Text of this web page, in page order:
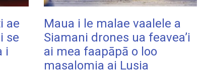
ae
se
i
Maua i le malae vaalele a
Siamani drones ua feavea’i
ai mea faapāpā o loo
masalomia ai Lusia